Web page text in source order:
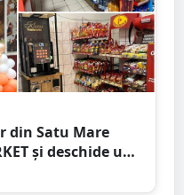
din Satu Mare
și deschide un